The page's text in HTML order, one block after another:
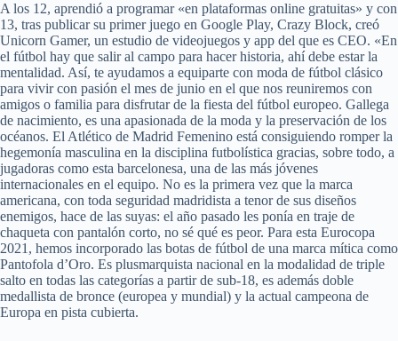
e
n
i
d
o
A los 12, aprendió a programar «en plataformas online gratuitas» y con
13, tras publicar su primer juego en Google Play, Crazy Block, creó
Unicorn Gamer, un estudio de videojuegos y app del que es CEO. «En
el fútbol hay que salir al campo para hacer historia, ahí debe estar la
mentalidad. Así, te ayudamos a equiparte con moda de fútbol clásico
para vivir con pasión el mes de junio en el que nos reuniremos con
amigos o familia para disfrutar de la fiesta del fútbol europeo. Gallega
de nacimiento, es una apasionada de la moda y la preservación de los
océanos. El Atlético de Madrid Femenino está consiguiendo romper la
hegemonía masculina en la disciplina futbolística gracias, sobre todo, a
jugadoras como esta barcelonesa, una de las más jóvenes
internacionales en el equipo. No es la primera vez que la marca
americana, con toda seguridad madridista a tenor de sus diseños
enemigos, hace de las suyas: el año pasado les ponía en traje de
chaqueta con pantalón corto, no sé qué es peor. Para esta Eurocopa
2021, hemos incorporado las botas de fútbol de una marca mítica como
Pantofola d’Oro. Es plusmarquista nacional en la modalidad de triple
salto en todas las categorías a partir de sub-18, es además doble
medallista de bronce (europea y mundial) y la actual campeona de
Europa en pista cubierta.